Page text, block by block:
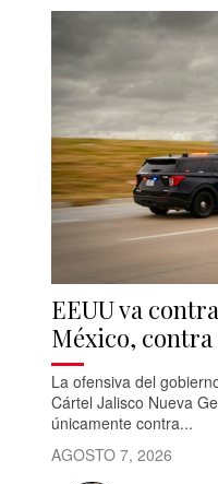
EEUU va
México,
La ofensiva del
Cártel Jalisco Nueva
únicamente contra...
AGOSTO 7, 2026